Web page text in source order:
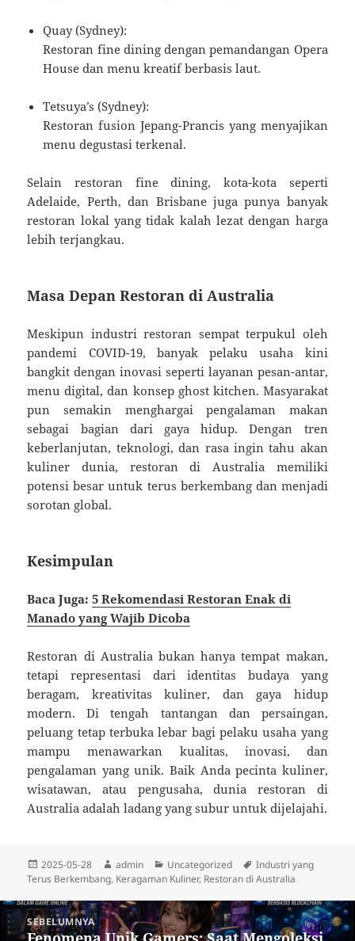
Quay (Sydney):
Restoran fine dining dengan pemandangan Opera
House dan menu kreatif berbasis laut.
Tetsuya’s (Sydney):
Restoran fusion Jepang-Prancis yang menyajikan
menu degustasi terkenal.
Selain restoran fine dining, kota-kota seperti
Adelaide, Perth, dan Brisbane juga punya banyak
restoran lokal yang tidak kalah lezat dengan harga
lebih terjangkau.
Masa Depan Restoran di Australia
Meskipun industri restoran sempat terpukul oleh
pandemi COVID-19, banyak pelaku usaha kini
bangkit dengan inovasi seperti layanan pesan-antar,
menu digital, dan konsep ghost kitchen. Masyarakat
pun semakin menghargai pengalaman makan
sebagai bagian dari gaya hidup. Dengan tren
keberlanjutan, teknologi, dan rasa ingin tahu akan
kuliner dunia, restoran di Australia memiliki
potensi besar untuk terus berkembang dan menjadi
sorotan global.
Kesimpulan
Baca Juga:5 Rekomendasi Restoran Enak di
Manado yang Wajib Dicoba
Restoran di Australia bukan hanya tempat makan,
tetapi representasi dari identitas budaya yang
beragam, kreativitas kuliner, dan gaya hidup
modern. Di tengah tantangan dan persaingan,
peluang tetap terbuka lebar bagi pelaku usaha yang
mampu menawarkan kualitas, inovasi, dan
pengalaman yang unik. Baik Anda pecinta kuliner,
wisatawan, atau pengusaha, dunia restoran di
Australia adalah ladang yang subur untuk dijelajahi.
Diposkan
pada
2025-05-28 Penulis
admin Kategori
Uncategorized Tag
Industri yang
Terus Berkembang, Keragaman Kuliner, Restoran di Australia
Navigasi
pos
SEBELUMNYA
Pos